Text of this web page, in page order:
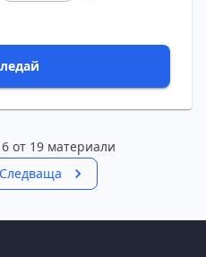
от 19 материали
Следваща